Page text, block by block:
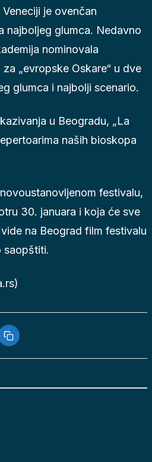
je ovenčan
najboljeg glumca. Nedavno
nominovala
za „evropske Oskare“ u dve
glumca i najbolji scenario.
u Beogradu, „La
naših bioskopa
festivalu,
30. januara i koja će sve
na Beograd film festivalu
saopštiti.